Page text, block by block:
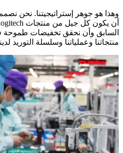
وهذا هو جوهر إستراتيجيتنا. نحن
السابق وأن نحقق تخفيضات طموحة
منتجاتنا وعملياتنا وسلسلة التوريد